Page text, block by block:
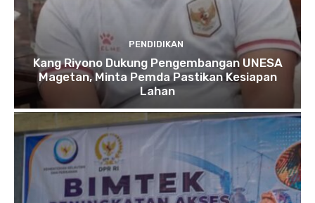
PENDIDIKAN
Kang Riyono Dukung Pengembangan UNESA
Magetan, Minta Pemda Pastikan Kesiapan
Lahan